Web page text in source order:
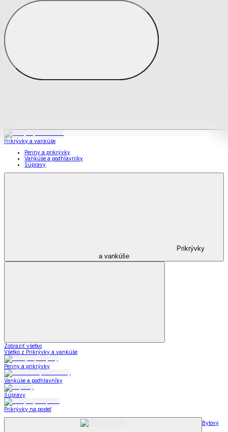
Matrace
Chrániče na matrace
Prikrývky a vankúše
Periny a prikrývky
Vankúše a podhlavníky
Súpravy
Prikrývky
a vankúše
Zobraziť všetko
Všetko z Prikrývky a vankúše
Periny a prikrývky
Vankúše a podhlavníky
Súpravy
Prikrývky na posteľ
Bytový